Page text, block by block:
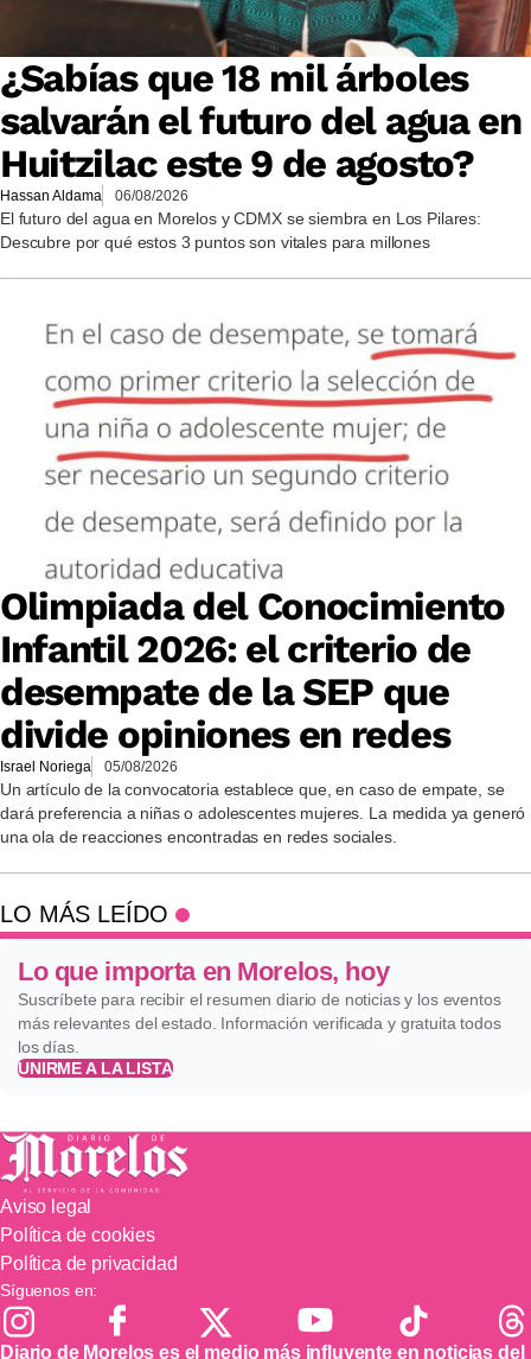
¿Sabías que 18 mil árboles
salvarán el futuro del agua en
Huitzilac este 9 de agosto?
Hassan Aldama 06/08/2026
El futuro del agua en Morelos y CDMX se siembra en Los Pilares:
Descubre por qué estos 3 puntos son vitales para millones
Olimpiada del Conocimiento
Infantil 2026: el criterio de
desempate de la SEP que
divide opiniones en redes
Israel Noriega 05/08/2026
Un artículo de la convocatoria establece que, en caso de empate, se
dará preferencia a niñas o adolescentes mujeres. La medida ya generó
una ola de reacciones encontradas en redes sociales.
LO MÁS LEÍDO
Lo que importa en Morelos, hoy
Suscríbete para recibir el resumen diario de noticias y los eventos
más relevantes del estado. Información verificada y gratuita todos
los días.
UNIRME A LA LISTA
Aviso legal
Política de cookies
Política de privacidad
Síguenos en:
Diario de Morelos es el medio más influyente en noticias del